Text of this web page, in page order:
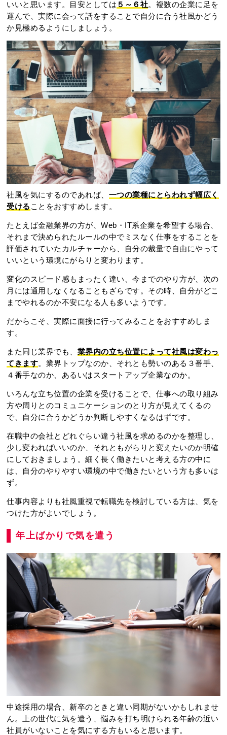
いいと思います。目安としては ５～６社。複数の企業に足を
運んで、実際に会って話をすることで自分に合う社風かどう
か見極めるようにしましょう。
社風を気にするのであれば、 一つの業種にとらわれず幅広く
受ける ことをおすすめします。
たとえば金融業界の方が、Web・IT系企業を希望する場合、
それまで決められたルールの中でミスなく仕事をすることを
評価されていたカルチャーから、自分の裁量で自由にやって
いいという環境にがらりと変わります。
変化のスピード感もまったく違い、今までのやり方が、次の
月には通用しなくなることもざらです。その時、自分がどこ
までやれるのか不安になる人も多いようです。
だからこそ、実際に面接に行ってみることをおすすめしま
す。
また同じ業界でも、 業界内の立ち位置によって社風は変わっ
てきます。業界トップなのか、それとも勢いのある３番手、
４番手なのか、あるいはスタートアップ企業なのか。
いろんな立ち位置の企業を受けることで、仕事への取り組み
方や周りとのコミュニケーションのとり方が見えてくるの
で、自分に合うかどうか判断しやすくなるはずです。
在職中の会社とどれぐらい違う社風を求めるのかを整理し、
少し変わればいいのか、それともがらりと変えたいのか明確
にしておきましょう。細く長く働きたいと考える方の中に
は、自分のやりやすい環境の中で働きたいという方も多いは
ず。
仕事内容よりも社風重視で転職先を検討している方は、気を
つけた方がよいでしょう。
年上ばかりで気を遣う
中途採用の場合、新卒のときと違い同期がないかもしれませ
ん。上の世代に気を遣う、悩みを打ち明けられる年齢の近い
社員がいないことを気にする方もいると思います。